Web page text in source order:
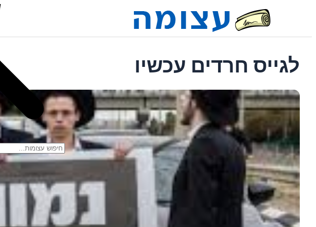
לגייס חרדים עכשיו